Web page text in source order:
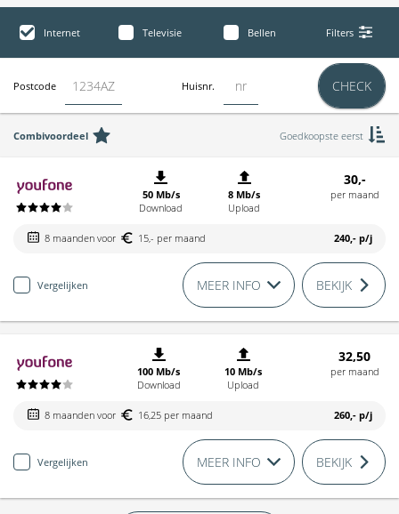
Internet Televisie Bellen Filters
Postcode Huisnr. CHECK
Combivoordeel Goedkoopste eerst
50 Mb/s
Download
8 Mb/s
Upload
30,-
per maand
8 maanden voor 15,- per maand 240,- p/j
Vergelijken MEER INFO BEKIJK
100 Mb/s
Download
10 Mb/s
Upload
32,50
per maand
8 maanden voor 16,25 per maand 260,- p/j
Vergelijken MEER INFO BEKIJK